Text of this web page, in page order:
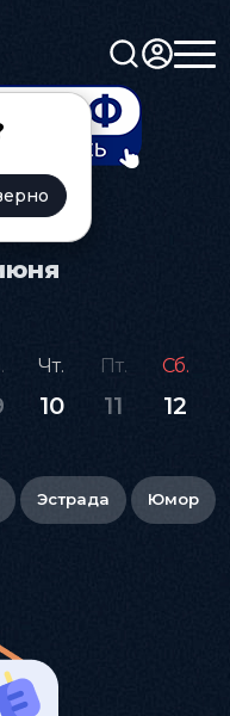
Чт.
10
Пт.
11
Сб.
12
Эстрада Юмор